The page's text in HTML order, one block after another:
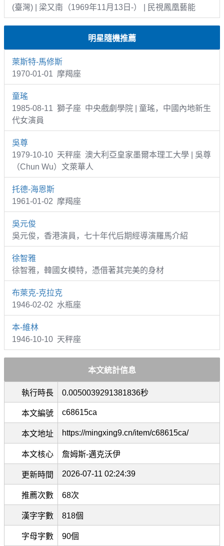
(臺灣) | 梁又南（1969年11月13日-） | 民視鳳凰藝能
明星隨機推薦
萊斯特-馬修斯
1970-01-01 摩羯座
童瑤
1985-08-11 獅子座 中央戲劇學院 | 童瑤，中國內地新生
代女演員
吳尊
1979-10-10 天秤座 澳大利亞皇家墨爾本理工大學 | 吳尊
（Chun Wu）文萊華人
托德-海恩斯
1961-01-02 摩羯座
吳元俊
吳元俊，香港演員，七十年代后期經導演羅馬介紹
徐智雅
徐智雅，韓國女模特，憑借著其完美的身材
布萊克-克拉克
1946-02-02 水瓶座
本-維林
1946-10-10 天秤座
本文統計信息
執行時長 0.0050039291381836秒
本文編號 c68615ca
本文地址 https://mingxing9.cn/item/c68615ca/
本文核心 詹姆斯-邁克沃伊
更新時間 2026-07-11 02:24:39
推薦次數 68次
漢字字數 818個
字母字數 90個